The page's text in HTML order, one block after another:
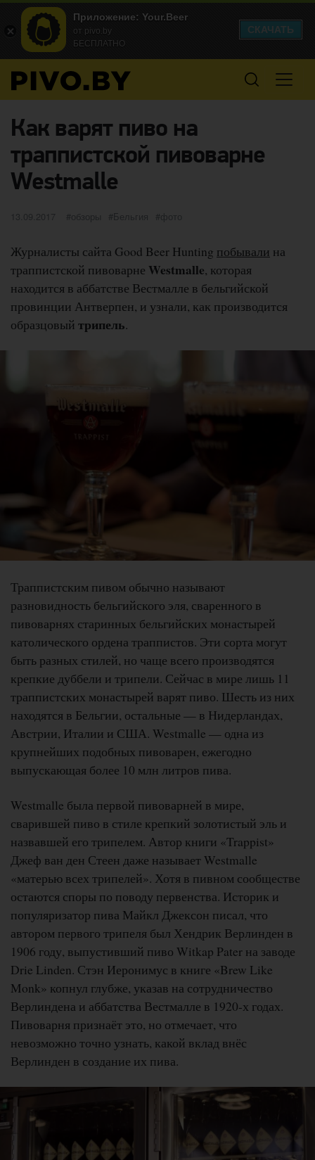
Как варят пиво на
траппистской пивоварне
Westmalle
Опубликовано
13.09.2017 категории
обзоры Метки
Бельгия фото
Журналисты сайта Good Beer Hunting побывали на
траппистской пивоварне Westmalle, которая
находится в аббатстве Вестмалле в бельгийской
провинции Антверпен, и узнали, как производится
образцовый трипель.
Траппистским пивом обычно называют
разновидность бельгийского эля, сваренного в
пивоварнях старинных бельгийских монастырей
католического ордена траппистов. Эти сорта могут
быть разных стилей, но чаще всего производятся
крепкие дуббели и трипели. Сейчас в мире лишь 11
траппистских монастырей варят пиво. Шесть из них
находятся в Бельгии, остальные — в Нидерландах,
Австрии, Италии и США. Westmalle — одна из
крупнейших подобных пивоварен, ежегодно
выпускающая более 10 млн литров пива.
Westmalle была первой пивоварней в мире,
сварившей пиво в стиле крепкий золотистый эль и
назвавшей его трипелем. Автор книги «Trappist»
Джеф ван ден Стеен даже называет Westmalle
«матерью всех трипелей». Хотя в пивном сообществе
остаются споры по поводу первенства. Историк и
популяризатор пива Майкл Джексон писал, что
автором первого трипеля был Хендрик Верлинден в
1906 году, выпустивший пиво Witkap Pater на заводе
Drie Linden. Стэн Иеронимус в книге «Brew Like
Monk» копнул глубже, указав на сотрудничество
Верлиндена и аббатства Вестмалле в 1920-х годах.
Пивоварня признаёт это, но отмечает, что
невозможно точно узнать, какой вклад внёс
Верлинден в создание их пива.
Приложение: Your.Beer
от pivo.by
БЕСПЛАТНО
СКАЧАТЬ